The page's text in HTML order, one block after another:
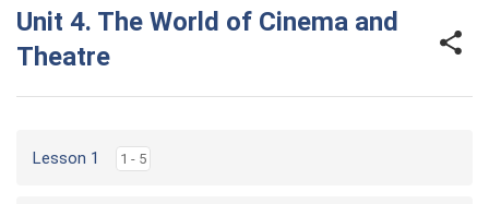
Unit 4. The World of Cinema and
Theatre
Lesson 1 1 - 5